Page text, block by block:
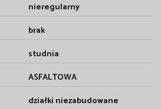
nieregularny
brak
studnia
ASFALTOWA
działki niezabudowane